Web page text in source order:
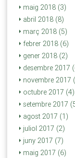
maig 2018 (3)
abril 2018 (8)
març 2018 (5)
febrer 2018 (6)
gener 2018 (2)
desembre 2017
novembre 2017
octubre 2017 (4)
setembre 2017
agost 2017 (1)
juliol 2017 (2)
juny 2017 (7)
maig 2017 (6)